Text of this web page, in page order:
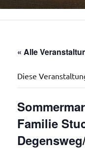
« Alle
Diese
Familie